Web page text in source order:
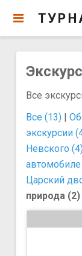
Все
Все (13) |
экскурсии
Невского
Царский
природа (2)